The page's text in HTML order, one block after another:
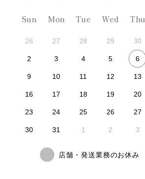
Sun Mon Tue Wed Thu
26 27 28 29 30
2 3 4 5 6
9 10 11 12 13
16 17 18 19 20
23 24 25 26 27
30 31 1 2 3
店舗・発送業務のお休み